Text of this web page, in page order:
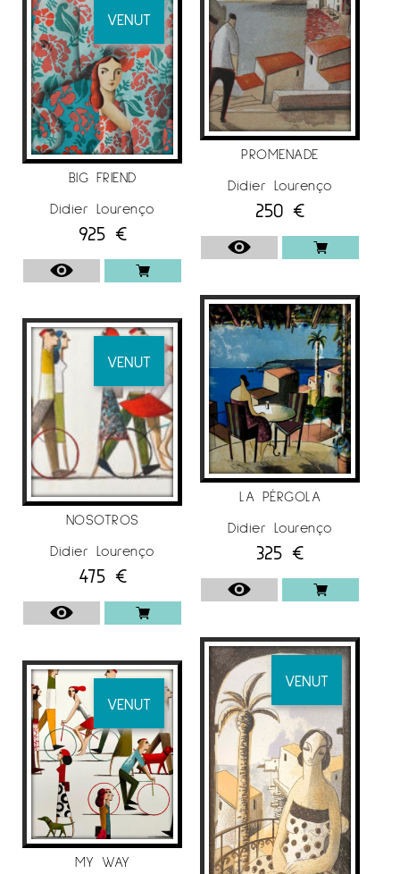
Lourenço a Espai Cavallers Gallery
VENUT
BIG FRIEND
Didier Lourenço
925 €
VENUT
NOSOTROS
Didier Lourenço
475 €
VENUT
MY WAY
PROMENADE
Didier Lourenço
250 €
LA PÉRGOLA
Didier Lourenço
325 €
VENUT